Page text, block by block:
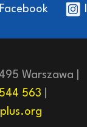
Facebook
Warszawa |
563